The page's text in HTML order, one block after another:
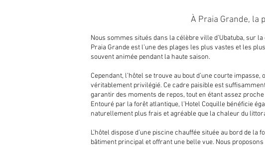
À Praia Grande, la
Nous sommes situés dans la célèbre ville d’Ubatuba, sur la
Praia Grande est l’une des plages les plus vastes et les
souvent animée pendant la haute saison.
Cependant, l’hôtel se trouve au bout d’une courte
véritablement privilégié. Ce cadre paisible est
garantir des moments de repos, tout en étant assez
Entouré par la forêt atlantique, l’Hotel Coquille bénéficie
naturellement plus frais et agréable que la chaleur du
L’hôtel dispose d’une piscine chauffée située au bord de la
bâtiment principal et offrant une belle vue. Nous